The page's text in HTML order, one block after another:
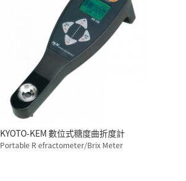
KYOTO-KEM 數位式糖度曲折度計
Portable R efractometer/Brix Meter